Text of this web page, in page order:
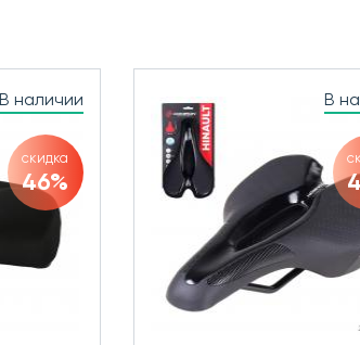
В наличии
скидка
46%
В